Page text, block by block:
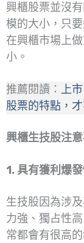
興櫃股票並沒
模的大小，只
在興櫃市場上
小。
推薦閱讀： 上
股票的特點，
興櫃生技股注
1. 具有獲利爆發
生技股因為涉
力強、獨占性
常都會有很高